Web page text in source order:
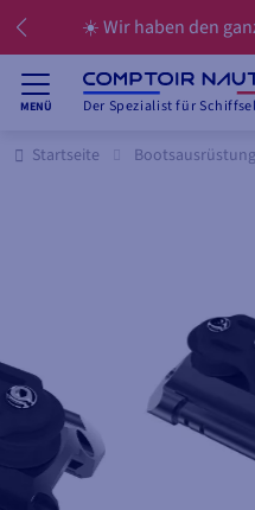
☀️ Wir haben den
MENÜ Der Spezialist für
Startseite Bootsausrüstung